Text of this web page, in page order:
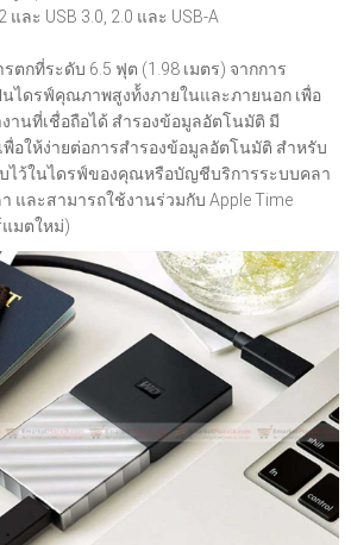
และ USB 3.0, 2.0 และ USB-A
กที่ระดับ 6.5 ฟุต (1.98 เมตร) จากการ
นไดรฟ์คุณภาพสูงท้้งภายในและภายนอก เพื่อ
านที่เชื่อถือได้ สำรองข้อมูลอัตโนมัติ มี
พื่อให้ง่ายต่อการสำรองข้อมูลอัตโนมัติ สำหรับ
ไว้ในไดรฟ์ของคุณหรือบัญชีบริการระบบคลา
า และสามารถใช้งานร่วมกับ Apple Time
แมตใหม่)